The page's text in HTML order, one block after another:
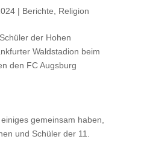
| Berichte Religion
gemeinsam haben,
und Schüler der 11.